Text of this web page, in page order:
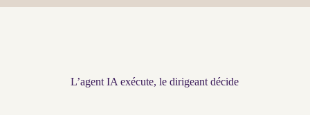
L’agent IA exécute, le dirigeant décide